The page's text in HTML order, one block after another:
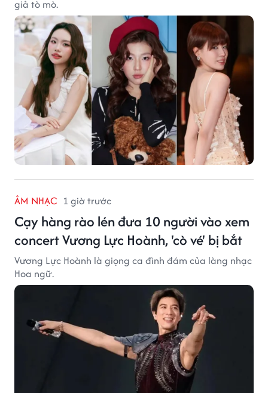
giả tò mò.
ÂM NHẠC 1 giờ trước
Cạy hàng rào lén đưa 10 người vào xem
concert Vương Lực Hoành, 'cò vé' bị bắt
Vương Lực Hoành là giọng ca đình đám của làng nhạc
Hoa ngữ.